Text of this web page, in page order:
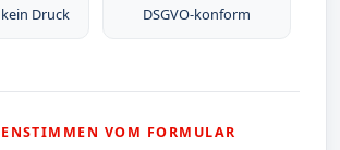
Druck DSGVO-konform
VOM FORMULAR